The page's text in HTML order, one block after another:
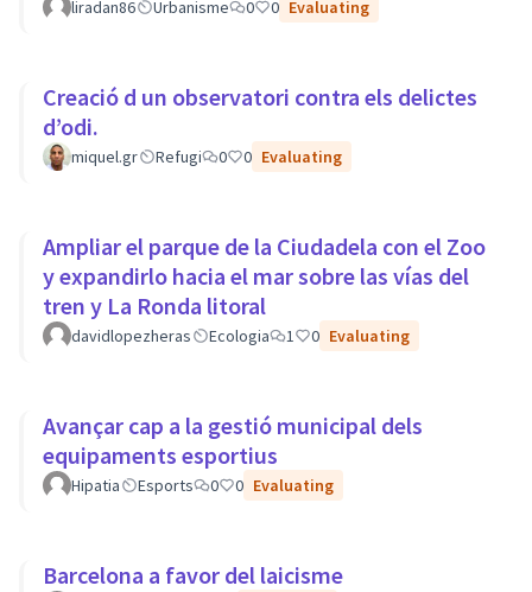
liradan86 Urbanisme 0 0 Evaluating
Creació d un observatori contra els delictes
d’odi.
miquel.gr Refugi 0 0 Evaluating
Ampliar el parque de la Ciudadela con el Zoo
y expandirlo hacia el mar sobre las vías del
tren y La Ronda litoral
davidlopezheras Ecologia 1 0 Evaluating
Avançar cap a la gestió municipal dels
equipaments esportius
Hipatia Esports 0 0 Evaluating
Barcelona a favor del laicisme